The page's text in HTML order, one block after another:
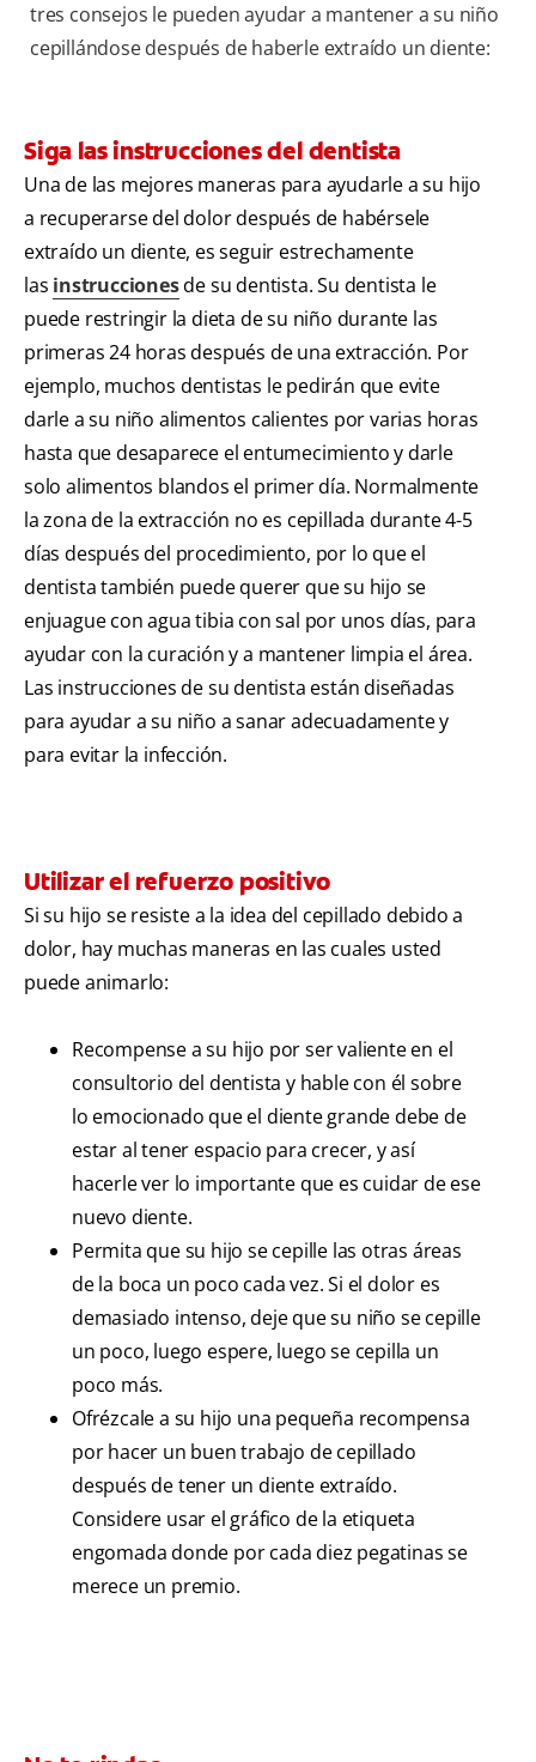
tres consejos le pueden ayudar a mantener a su niño
cepillándose después de haberle extraído un diente:
Siga las instrucciones del dentista
Una de las mejores maneras para ayudarle a su hijo
a recuperarse del dolor después de habérsele
extraído un diente, es seguir estrechamente
las instruccionesde su dentista. Su dentista le
puede restringir la dieta de su niño durante las
primeras 24 horas después de una extracción. Por
ejemplo, muchos dentistas le pedirán que evite
darle a su niño alimentos calientes por varias horas
hasta que desaparece el entumecimiento y darle
solo alimentos blandos el primer día. Normalmente
la zona de la extracción no es cepillada durante 4-5
días después del procedimiento, por lo que el
dentista también puede querer que su hijo se
enjuague con agua tibia con sal por unos días, para
ayudar con la curación y a mantener limpia el área.
Las instrucciones de su dentista están diseñadas
para ayudar a su niño a sanar adecuadamente y
para evitar la infección.
Utilizar el refuerzo positivo
Si su hijo se resiste a la idea del cepillado debido a
dolor, hay muchas maneras en las cuales usted
puede animarlo:
Recompense a su hijo por ser valiente en el
consultorio del dentista y hable con él sobre
lo emocionado que el diente grande debe de
estar al tener espacio para crecer, y así
hacerle ver lo importante que es cuidar de ese
nuevo diente.
Permita que su hijo se cepille las otras áreas
de la boca un poco cada vez. Si el dolor es
demasiado intenso, deje que su niño se cepille
un poco, luego espere, luego se cepilla un
poco más.
Ofrézcale a su hijo una pequeña recompensa
por hacer un buen trabajo de cepillado
después de tener un diente extraído.
Considere usar el gráfico de la etiqueta
engomada donde por cada diez pegatinas se
merece un premio.